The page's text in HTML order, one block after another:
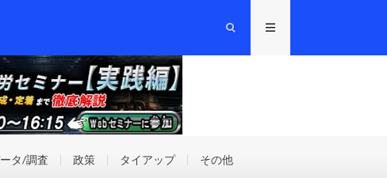
タ/調査 政策 タイアップ その他